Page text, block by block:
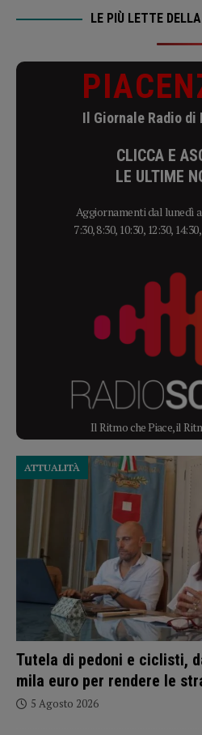
LE PIÙ LETTE
Il Giornale Radio di
CLICCA E
LE ULTIME
Aggiornamenti dal lunedì
7:30, 8:30, 10:30, 12:30,
Il Ritmo che Piace, il
Tutela di pedoni e ciclisti,
mila euro per rendere le
ATTUALITÀ
5 Agosto 2026